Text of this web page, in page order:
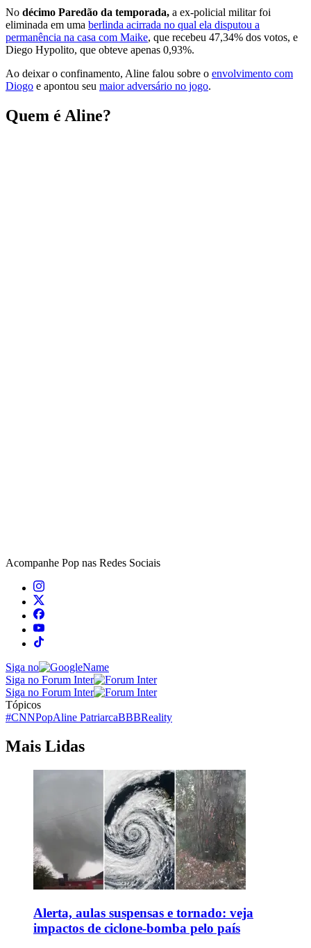
No décimo Paredão da temporada, a ex-policial militar foi
eliminada em uma berlinda acirrada no qual ela disputou a
permanência na casa com Maike, que recebeu 47,34% dos votos, e
Diego Hypolito, que obteve apenas 0,93%.
Ao deixar o confinamento, Aline falou sobre o envolvimento com
Diogo e apontou seu maior adversário no jogo.
Quem é Aline?
Acompanhe Pop nas Redes Sociais
Siga no
Siga no Forum Inter
Siga no Forum Inter
Tópicos
#CNNPopAline PatriarcaBBBReality
Mais Lidas
Alerta, aulas suspensas e tornado: veja
impactos de ciclone-bomba pelo país